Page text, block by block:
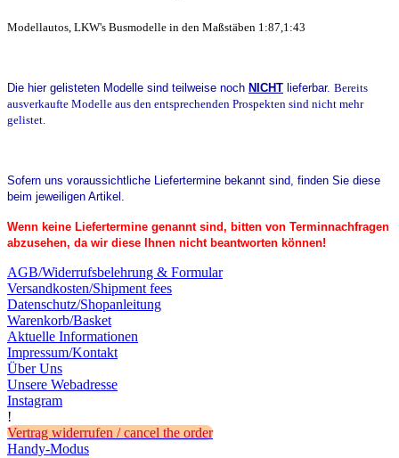
Modellautos, LKW's Busmodelle in den Maßstäben 1:87,1:43
Die hier gelisteten Modelle sind teilweise noch NICHT lieferbar. Bereits
ausverkaufte Modelle aus den entsprechenden Prospekten sind nicht mehr
gelistet.
Sofern uns voraussichtliche Liefertermine bekannt sind, finden Sie diese
beim jeweiligen Artikel.
Wenn keine Liefertermine genannt sind, bitten von Terminnachfragen
abzusehen, da wir diese Ihnen nicht beantworten können!
AGB/Widerrufsbelehrung & Formular
Versandkosten/Shipment fees
Datenschutz/Shopanleitung
Warenkorb/Basket
Aktuelle Informationen
Impressum/Kontakt
Über Uns
Unsere Webadresse
Instagram
!
Vertrag widerrufen / cancel the order
Handy-Modus